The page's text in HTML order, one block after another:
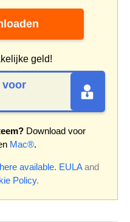
geld!
voor
Download voor
Mac®.
available. EULAand
Policy.